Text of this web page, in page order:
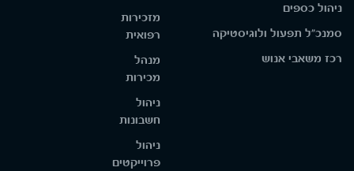
ניהול כספים
סמנכ"ל תפעול ולוגיסטיקה
רכז משאבי אנוש
מזכירות
רפואית
מנהל
מכירות
ניהול
חשבונות
ניהול
פרוייקטים